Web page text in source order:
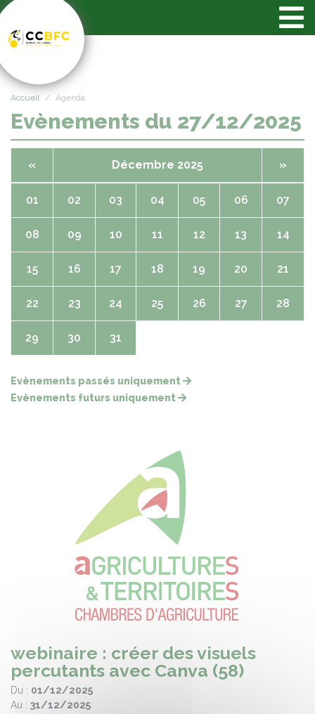
Accueil Agenda
Evènements du 27/12/2025
« Décembre 2025 »
01 02 03 04 05 06 07
08 09 10 11 12 13 14
15 16 17 18 19 20 21
22 23 24 25 26 27 28
29 30 31
Evènements passés uniquement
Evènements futurs uniquement
webinaire : créer des visuels
percutants avec Canva (58)
Du : 01/12/2025
Au : 31/12/2025
Panneau de gestion des cookies